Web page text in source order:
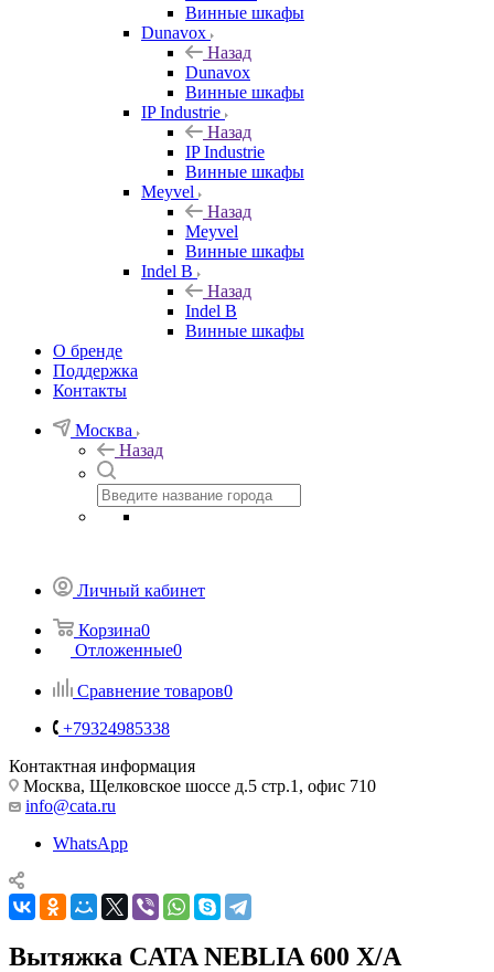
Винные шкафы
Dunavox
Назад
Dunavox
Винные шкафы
IP Industrie
Назад
IP Industrie
Винные шкафы
Meyvel
Назад
Meyvel
Винные шкафы
Indel B
Назад
Indel B
Винные шкафы
О бренде
Поддержка
Контакты
Москва
Назад
Личный кабинет
Корзина0
Отложенные0
Сравнение товаров0
+79324985338
Контактная информация
Москва, Щелковское шоссе д.5 стр.1, офис 710
info@cata.ru
WhatsApp
Вытяжка CATA NEBLIA 600 X/A